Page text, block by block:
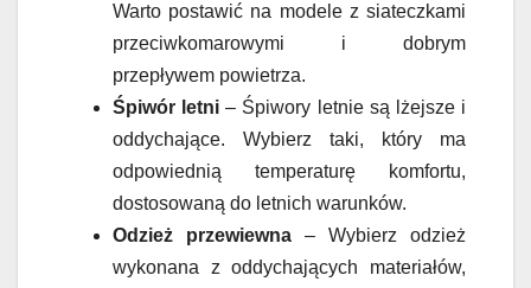
Warto postawić na modele z siateczkami
przeciwkomarowymi i dobrym
przepływem powietrza.
Śpiwór letni – Śpiwory letnie są lżejsze i
oddychające. Wybierz taki, który ma
odpowiednią temperaturę komfortu,
dostosowaną do letnich warunków.
Odzież przewiewna – Wybierz odzież
wykonana z oddychających materiałów,